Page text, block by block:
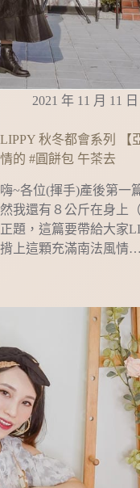
2021 年 11 月 11 日
LIPPY 秋冬都會系列 【
情的 #圓餅包 午茶去
嗨~各位(揮手)產後第一
然我還有８公斤在身上
正題，這篇要帶給大家
揹上這顆充滿南法風情…